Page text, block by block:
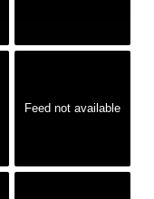
Feed not available